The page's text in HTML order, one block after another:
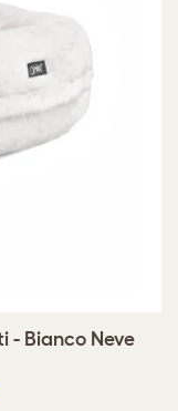
- Bianco Neve